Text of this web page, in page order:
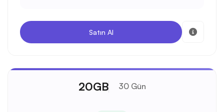
Satın Al
20GB 30 Gün